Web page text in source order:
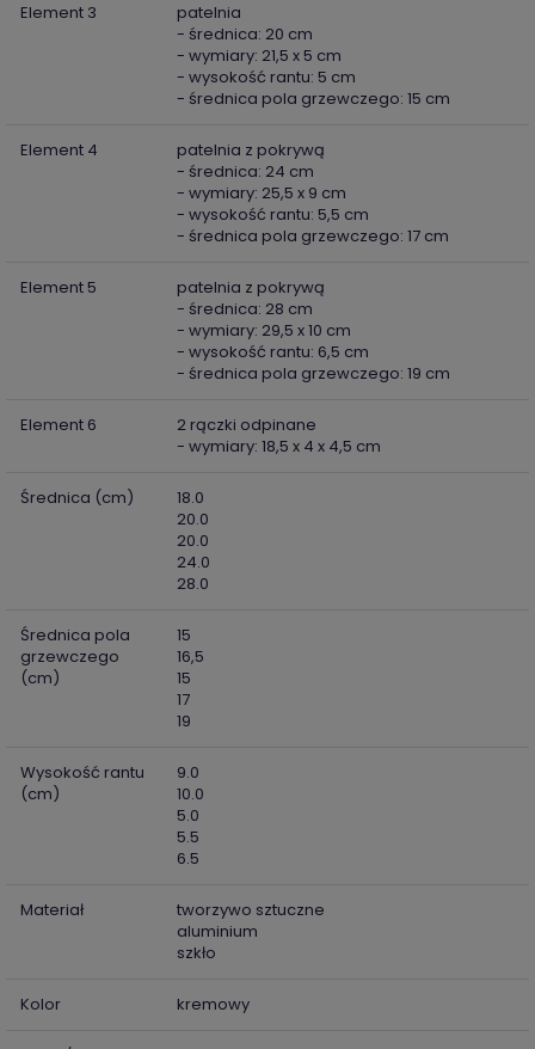
Element 3
patelnia
- średnica: 20 cm
- wymiary: 21,5 x 5 cm
- wysokość rantu: 5 cm
- średnica pola grzewczego: 15 cm
Element 4
patelnia z pokrywą
- średnica: 24 cm
- wymiary: 25,5 x 9 cm
- wysokość rantu: 5,5 cm
- średnica pola grzewczego: 17 cm
Element 5
patelnia z pokrywą
- średnica: 28 cm
- wymiary: 29,5 x 10 cm
- wysokość rantu: 6,5 cm
- średnica pola grzewczego: 19 cm
Element 6
2 rączki odpinane
- wymiary: 18,5 x 4 x 4,5 cm
Średnica (cm)
18.0
20.0
20.0
24.0
28.0
Średnica pola
grzewczego
(cm)
15
16,5
15
17
19
Wysokość rantu
(cm)
9.0
10.0
5.0
5.5
6.5
Materiał
tworzywo sztuczne
aluminium
szkło
Kolor kremowy